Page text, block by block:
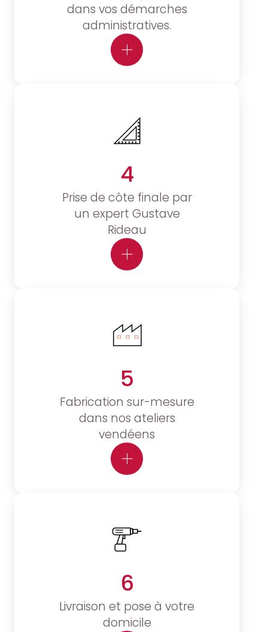
dans vos démarches
administratives.
4
Prise de côte finale par
un expert Gustave
Rideau
5
Fabrication sur-mesure
dans nos ateliers
vendéens
6
Livraison et pose à votre
domicile